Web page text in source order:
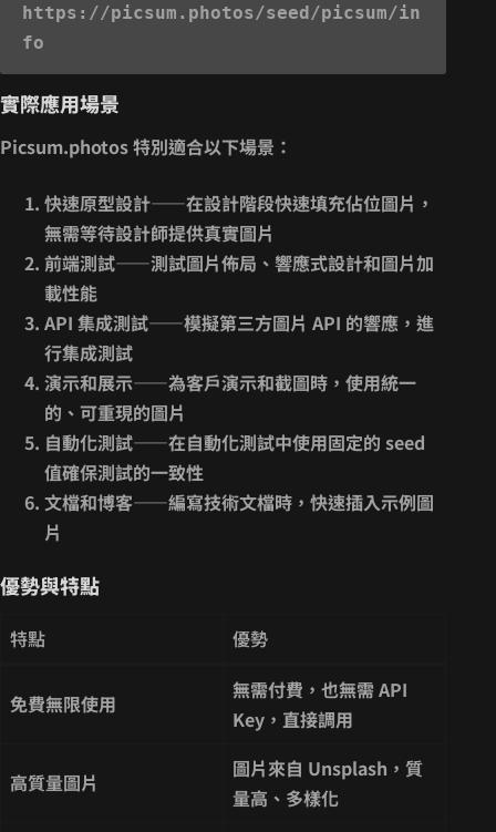
https://picsum.photos/seed/picsum/in
實際應用場景
Picsum.photos 特別適合以下場景：
快速原型設計——在設計階段快速填充佔位圖片，
無需等待設計師提供真實圖片
前端測試——測試圖片佈局、響應式設計和圖片加
載性能
API 集成測試——模擬第三方圖片 API 的響應，進
行集成測試
演示和展示——為客戶演示和截圖時，使用統一
的、可重現的圖片
自動化測試——在自動化測試中使用固定的 seed
值確保測試的一致性
文檔和博客——編寫技術文檔時，快速插入示例圖
片
優勢與特點
特點 優勢
免費無限使用
無需付費，也無需 API
Key，直接調用
高質量圖片
圖片來自 Unsplash，質
量高、多樣化